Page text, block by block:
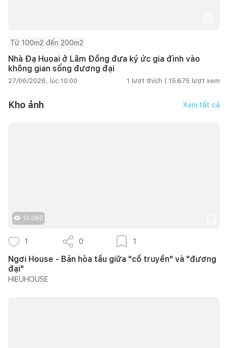
Từ 100m2 đến 200m2
Nhà Đạ Huoai ở Lâm Đồng đưa ký ức gia đình vào
không gian sống đương đại
27/06/2026, lúc 10:00 1 lượt thích | 15.675 lượt xem
Kho ảnh Xem tất cả
13.060
1 0 1
Ngơi House - Bản hòa tấu giữa "cổ truyền" và "đương
đại"
HIEUHOUSE